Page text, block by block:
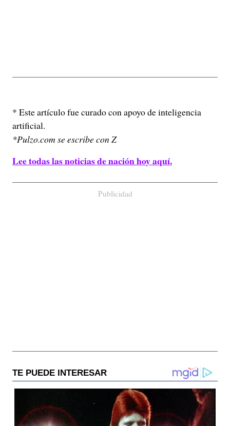
* Este artículo fue curado con apoyo de inteligencia
artificial.
*Pulzo.com se escribe con Z
Lee todas las noticias de nación hoy aquí.
Publicidad